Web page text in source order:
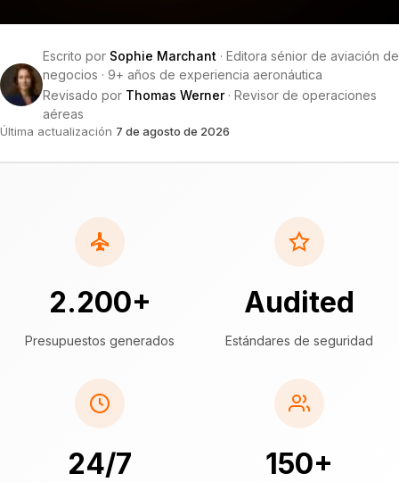
Escrito por Sophie Marchant · Editora sénior de aviación de
negocios · 9+ años de experiencia aeronáutica
Revisado por Thomas Werner· Revisor de operaciones
aéreas
Última actualización 7 de agosto de 2026
2.200+
Presupuestos generados
Audited
Estándares de seguridad
24/7 150+